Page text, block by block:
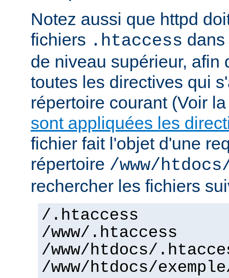
Notez aussi que httpd
fichiers .htaccess
de niveau supérieur, afin
toutes les directives qui
répertoire courant (Voir
sont appliquées les
fichier fait l'objet d'une
répertoire /www/
rechercher les fichiers
/.htaccess
/www/.htaccess
/www/htdocs/
/www/htdocs/